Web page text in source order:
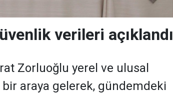
verileri açıklandı
Zorluoğlu yerel ve ulusal
araya gelerek, gündemdeki